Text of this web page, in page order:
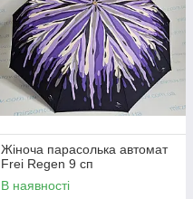
Жіноча парасолька автомат
Frei Regen 9 сп
В наявності